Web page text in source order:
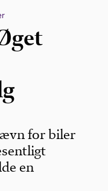
for biler
en